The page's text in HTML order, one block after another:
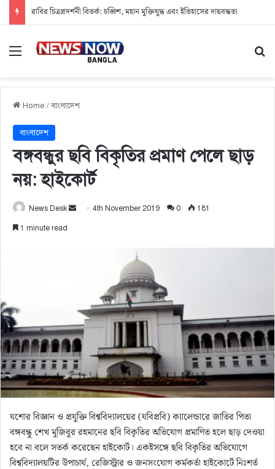
রাবির চিত্রপ্রদর্শনী বিতর্ক: চব্বিশ, মহান মুক্তিযুদ্ধ এবং ইতিহাসের দায়বদ্ধতা
Menu
Home /বাংলাদেশ
বাংলাদেশ
বঙ্গবন্ধুর ছবি বিকৃতির প্রমাণ পেলে ছাড়
নয়: হাইকোর্ট
News Desk
Send4th November 2019 0 181
1 minute read
যশোর বিজ্ঞান ও প্রযুক্তি বিশ্ববিদ্যালয়ের (যবিপ্রবি) ক্যালেন্ডারে জাতির পিতা
বঙ্গবন্ধু শেখ মুজিবুর রহমানের ছবি বিকৃতির অভিযোগ প্রমাণিত হলে ছাড় দেওয়া
হবে না বলে সতর্ক করেছেন হাইকোর্ট। একইসঙ্গে ছবি বিকৃতির অভিযোগে
বিশ্ববিদ্যালয়টির উপাচার্য, রেজিস্ট্রার ও জনসংযোগ কর্মকর্তা হাইকোর্টে নিঃশর্ত